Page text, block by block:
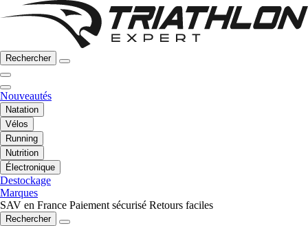
Rechercher
Nouveautés
Natation
Vélos
Running
Nutrition
Électronique
Destockage
Marques
SAV en France Paiement sécurisé Retours faciles
Rechercher